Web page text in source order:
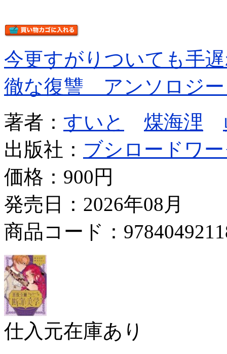
今更すがりついても手
徹な復讐 アンソロジ
著者： すいと 煤海浬
出版社： ブシロードワ
価格： 900円
発売日：2026年08月
商品コード：
仕入元在庫あり